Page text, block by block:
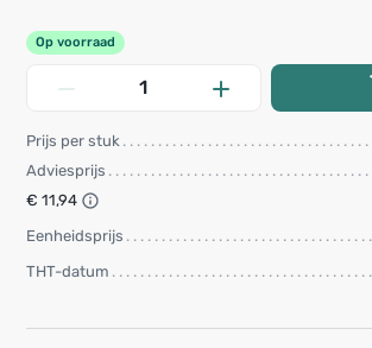
Op voorraad
Prijs per stuk
Adviesprijs
€ 11,94
Eenheidsprijs
THT-datum